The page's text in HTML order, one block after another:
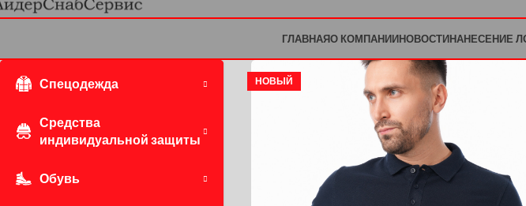
ГЛАВНАЯО КОМПАНИИНОВОСТИНАНЕСЕНИЕ
Спецодежда
Средства
индивидуальной защиты
Обувь
НОВЫЙ